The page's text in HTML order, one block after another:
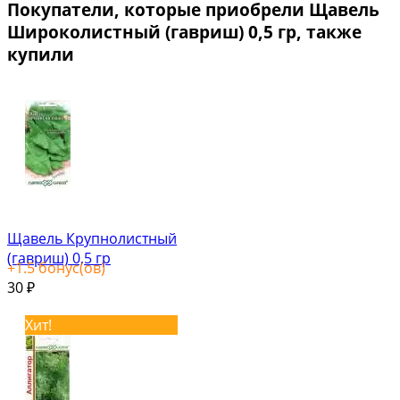
Покупатели, которые приобрели Щавель
Широколистный (гавриш) 0,5 гр, также
купили
Щавель Крупнолистный
(гавриш) 0,5 гр
+1.5бонус(ов)
30 ₽
Хит!